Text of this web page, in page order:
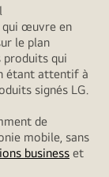
qui œuvre en
le plan
produits qui
étant attentif à
signés LG.
de
mobile, sans
business et